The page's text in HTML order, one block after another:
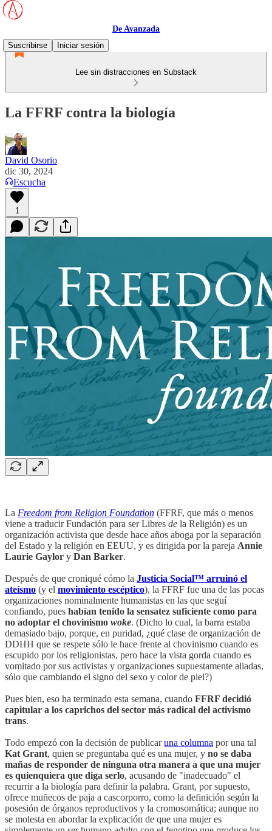
De Avanzada
Suscribirse
Iniciar sesión
Lee sin distracciones en Substack
La FFRF contra la biología
David Osorio
dic 30, 2024
Escucha
1
La Freedom from Religion Foundation (FFRF, que más o menos
viene a traducir Fundación para ser Libres de la Religión) es un
organización activista que desde hace años aboga por la separación
del Estado y la religión en EEUU, y es dirigida por la pareja Annie
Laurie Gaylor y Dan Barker.
Después de que croniqué cómo la Justicia Social™ arruinó el
ateísmo (y el movimiento escéptico), la FFRF fue una de las pocas
organizaciones nominalmente humanistas en las que seguí
confiando, pues habían tenido la sensatez suficiente como para
no adoptar el chovinismo woke. (Dicho lo cual, la barra estaba
demasiado bajo, porque, en puridad, ¿qué clase de organización de
DDHH que se respete sólo le hace frente al chovinismo cuando es
escupido por los religionistas, pero hace la vista gorda cuando es
vomitado por sus activistas y organizaciones supuestamente aliadas,
sólo que cambiando el signo del sexo y color de piel?)
Pues bien, eso ha terminado esta semana, cuando FFRF decidió
capitular a los caprichos del sector más radical del activismo
trans.
Todo empezó con la decisión de publicaruna columna por una tal
Kat Grant, quien se preguntaba qué es una mujer, y no se daba
mañas de responder de ninguna otra manera a que una mujer
es quienquiera que diga serlo, acusando de "inadecuado" el
recurrir a la biología para definir la palabra. Grant, por supuesto,
ofrece muñecos de paja a cascorporro, como la definición según la
posesión de órganos reproductivos y la cromosomática; aunque no
se molesta en abordar la explicación de que una mujer es